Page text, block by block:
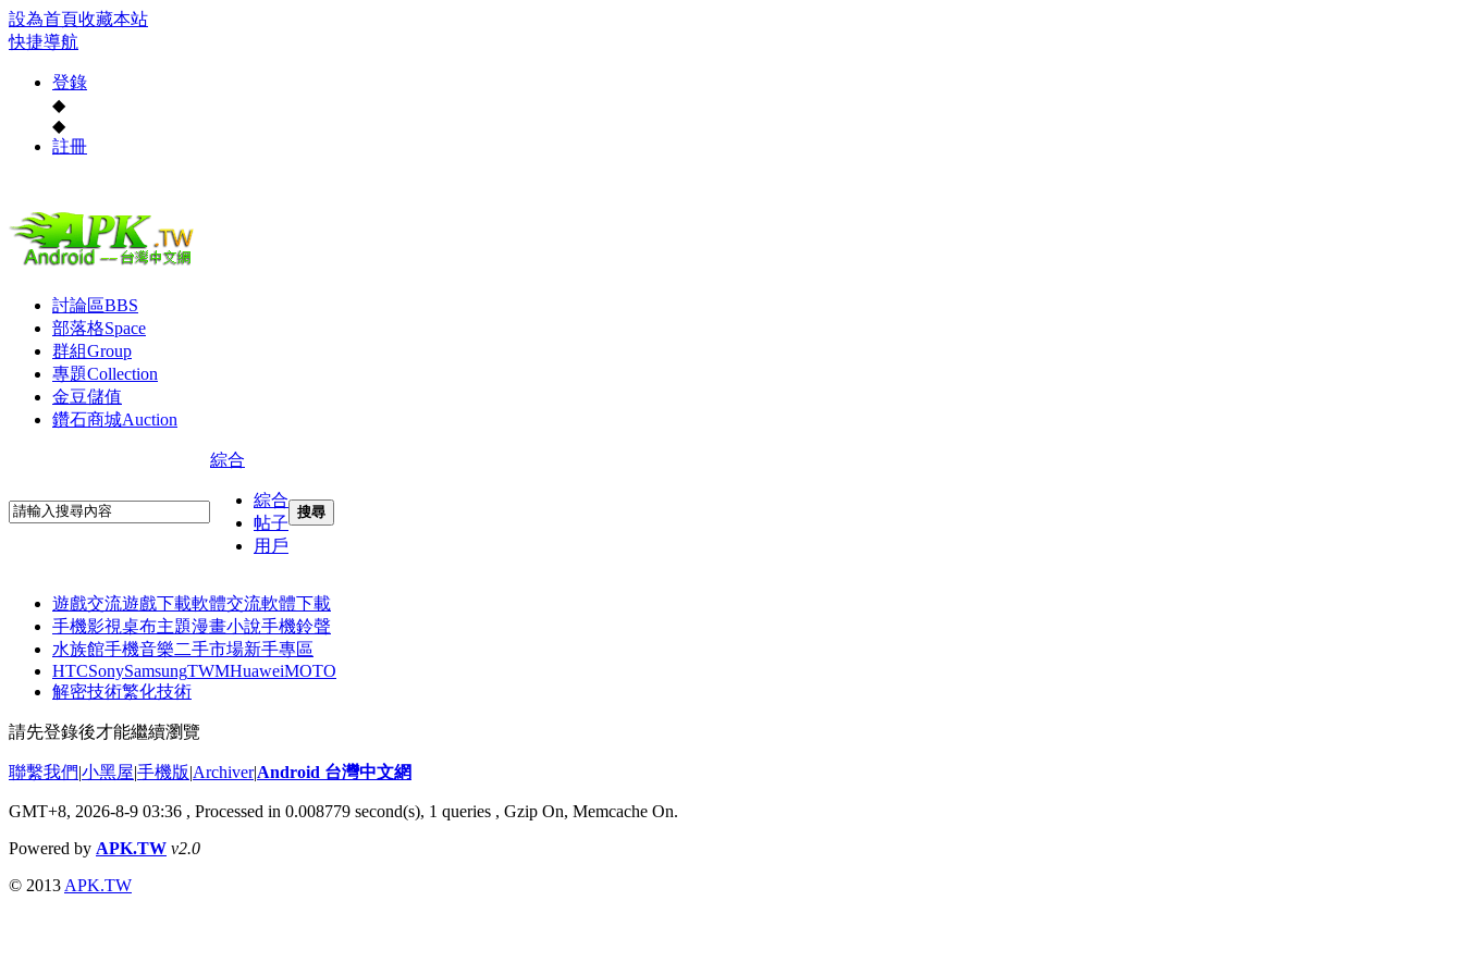
設為首頁收藏本站
快捷導航
登錄
◆
◆
註冊
討論區BBS
部落格Space
群組Group
專題Collection
金豆儲值
鑽石商城Auction
綜合
綜合
帖子
用戶
搜尋
遊戲交流遊戲下載軟體交流軟體下載
手機影視桌布主題漫畫小說手機鈴聲
水族館手機音樂二手市場新手專區
HTCSonySamsungTWMHuaweiMOTO
解密技術繁化技術
請先登錄後才能繼續瀏覽
聯繫我們|小黑屋|手機版|Archiver|Android 台灣中文網
GMT+8, 2026-8-9 03:36 , Processed in 0.008779 second(s), 1 queries , Gzip On, Memcache On.
Powered by APK.TW v2.0
© 2013 APK.TW